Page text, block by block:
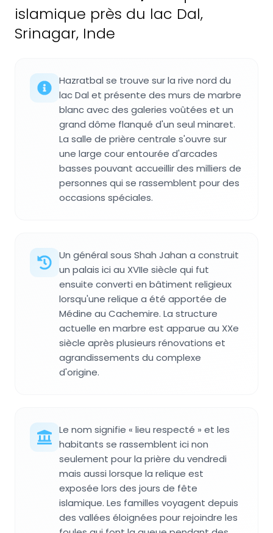
islamique près du lac Dal,
Srinagar, Inde
Hazratbal se trouve sur la rive nord du
lac Dal et présente des murs de marbre
blanc avec des galeries voûtées et un
grand dôme flanqué d'un seul minaret.
La salle de prière centrale s'ouvre sur
une large cour entourée d'arcades
basses pouvant accueillir des milliers de
personnes qui se rassemblent pour des
occasions spéciales.
Un général sous Shah Jahan a construit
un palais ici au XVIIe siècle qui fut
ensuite converti en bâtiment religieux
lorsqu'une relique a été apportée de
Médine au Cachemire. La structure
actuelle en marbre est apparue au XXe
siècle après plusieurs rénovations et
agrandissements du complexe
d'origine.
Le nom signifie « lieu respecté » et les
habitants se rassemblent ici non
seulement pour la prière du vendredi
mais aussi lorsque la relique est
exposée lors des jours de fête
islamique. Les familles voyagent depuis
des vallées éloignées pour rejoindre les